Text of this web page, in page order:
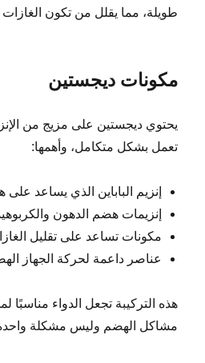
طويلة، مما يقلل من تكون الغازات
مكونات ديجستين
يحتوي ديجستين على مزيج من
تعمل بشكل متكامل، وأهمها:
إنزيم الباباين الذي يساعد على
إنزيمات هضم الدهون
مكونات تساعد على تقليل
عناصر داعمة لحركة الجهاز
هذه التركيبة تجعل الدواء
مشاكل الهضم وليس مشكلة